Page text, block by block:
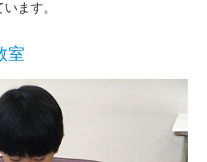
ます。
室